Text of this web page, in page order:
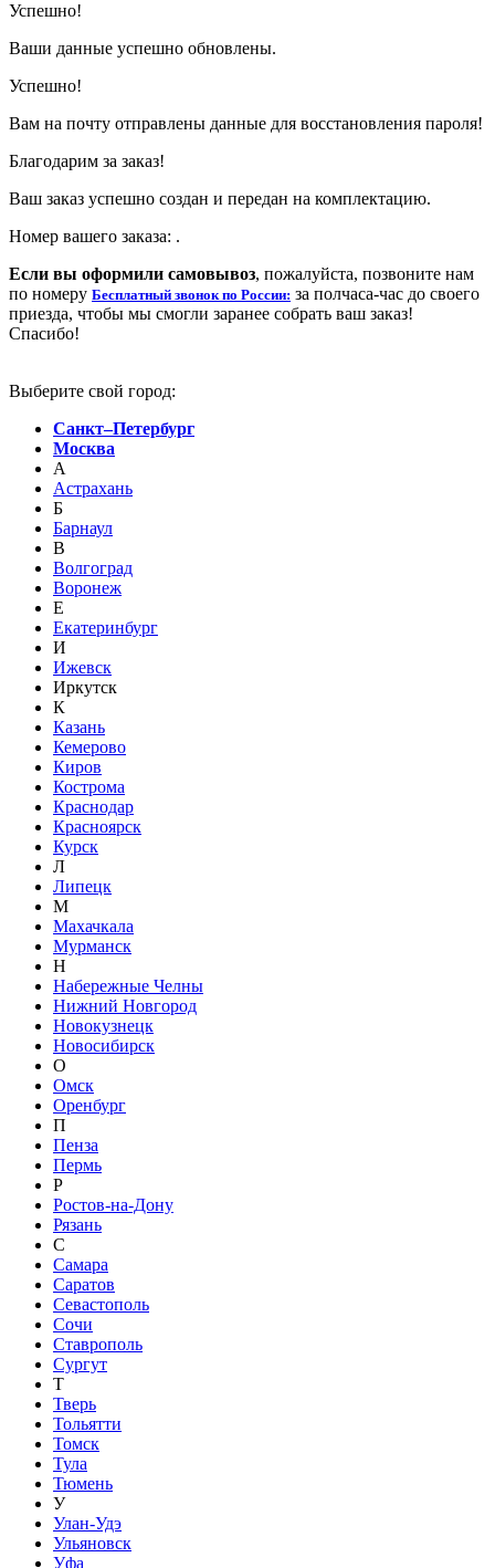
Успешно!
Ваши данные успешно обновлены.
Успешно!
Вам на почту отправлены данные для восстановления пароля!
Благодарим за заказ!
Ваш заказ успешно создан и передан на комплектацию.
Номер вашего заказа: .
Если вы оформили самовывоз, пожалуйста, позвоните нам
по номеру Бесплатный звонок по России: за полчаса-час до своего
приезда, чтобы мы смогли заранее собрать ваш заказ!
Спасибо!
Выберите свой город:
Санкт–Петербург
Москва
А
Астрахань
Б
Барнаул
В
Волгоград
Воронеж
Е
Екатеринбург
И
Ижевск
Иркутск
К
Казань
Кемерово
Киров
Кострома
Краснодар
Красноярск
Курск
Л
Липецк
М
Махачкала
Мурманск
Н
Набережные Челны
Нижний Новгород
Новокузнецк
Новосибирск
О
Омск
Оренбург
П
Пенза
Пермь
Р
Ростов-на-Дону
Рязань
С
Самара
Саратов
Севастополь
Сочи
Ставрополь
Сургут
Т
Тверь
Тольятти
Томск
Тула
Тюмень
У
Улан-Удэ
Ульяновск
Уфа